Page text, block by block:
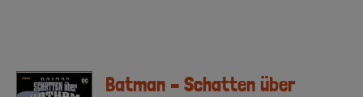
Batman – Schatten über